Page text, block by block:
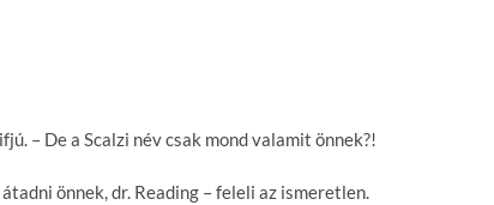
– De a Scalzi név csak mond valamit önnek?!
önnek, dr. Reading – feleli az ismeretlen.